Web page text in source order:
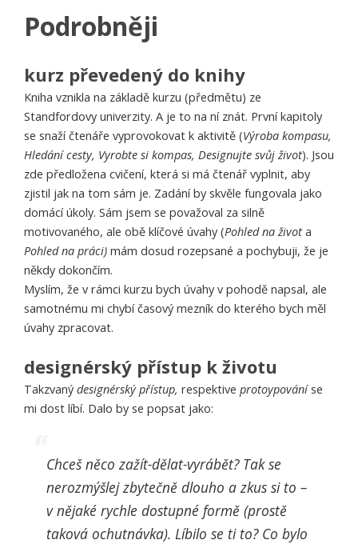
Podrobněji
kurz převedený do knihy
Kniha vznikla na základě kurzu (předmětu) ze
Standfordovy univerzity. A je to na ní znát. První kapitoly
se snaží čtenáře vyprovokovat k aktivitě (Výroba kompasu,
Hledání cesty, Vyrobte si kompas, Designujte svůj život). Jsou
zde předložena cvičení, která si má čtenář vyplnit, aby
zjistil jak na tom sám je. Zadání by skvěle fungovala jako
domácí úkoly. Sám jsem se považoval za silně
motivovaného, ale obě klíčové úvahy (Pohled na život a
Pohled na práci) mám dosud rozepsané a pochybuji, že je
někdy dokončím.
Myslím, že v rámci kurzu bych úvahy v pohodě napsal, ale
samotnému mi chybí časový mezník do kterého bych měl
úvahy zpracovat.
designérský přístup k životu
Takzvaný designérský přístup, respektive protoypováníse
mi dost líbí. Dalo by se popsat jako:
Chceš něco zažít-dělat-vyrábět? Tak se
nerozmýšlej zbytečně dlouho a zkus si to –
v nějaké rychle dostupné formě (prostě
taková ochutnávka). Líbilo se ti to? Co bylo